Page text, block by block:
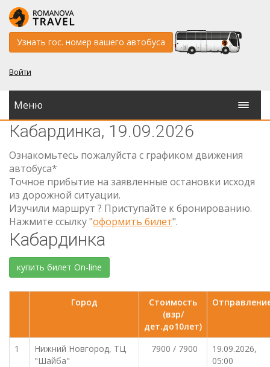
Узнать гос. номер вашего автобуса
Войти
Меню
Кабардинка, 19.09.2026
Ознакомьтесь пожалуйста с графиком движения
автобуса*
Точное прибытие на заявленные остановки исходя
из дорожной ситуации.
Изучили маршрут ? Приступайте к бронированию.
Нажмите ссылку "оформить билет".
Кабардинка
купить билет On-line
Город
Стоимость
(взр/
дет.до10лет)
1
Нижний Новгород, ТЦ
"Шайба"
7900 / 7900
19.09.2026,
05:00